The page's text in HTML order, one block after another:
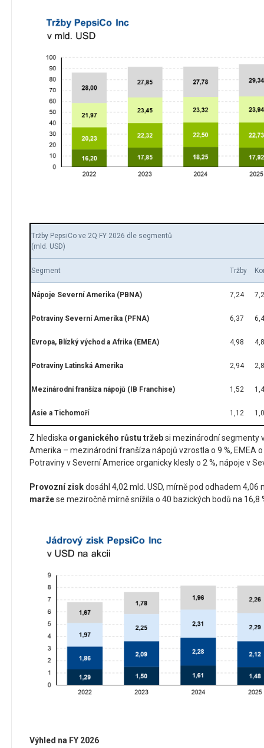
Tržby PepsiCo ve 2Q FY 2026 dle segmentů
(mld. USD)
Segment Tržby
Nápoje Severní Amerika (PBNA) 7,24
Potraviny Severní Amerika (PFNA) 6,37
Evropa, Blízký východ a Afrika (EMEA) 4,98
Potraviny Latinská Amerika 2,94
Mezinárodní franšíza nápojů (IB Franchise) 1,52
Asie a Tichomoří 1,12
Z hlediska organického růstu tržebsi mezinárodní segmenty
Amerika – mezinárodní franšíza nápojů vzrostla o 9 %, EMEA o
Potraviny v Severní Americe organicky klesly o 2 %, nápoje v
Provozní ziskdosáhl 4,02 mld. USD, mírně pod odhadem 4,06
maržese meziročně mírně snížila o 40 bazických bodů na 16,8
Výhled na FY 2026